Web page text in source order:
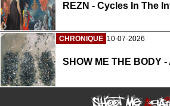
REZN - Cycles In The
CHRONIQUE 10-07-2026
SHOW ME THE BODY